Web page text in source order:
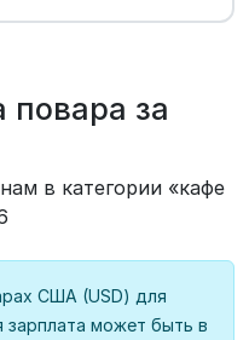
повара за
в категории «кафе
США (USD) для
зарплата может быть в